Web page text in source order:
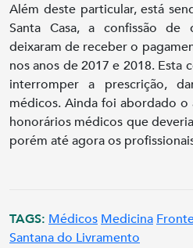
Além deste particular, está
Santa Casa, a confissão de
deixaram de receber o
nos anos de 2017 e 2018. Esta
interromper a prescrição,
médicos. Ainda foi abordado
honorários médicos que
porém até agora os
TAGS: Médicos Medicina
Santana do Livramento